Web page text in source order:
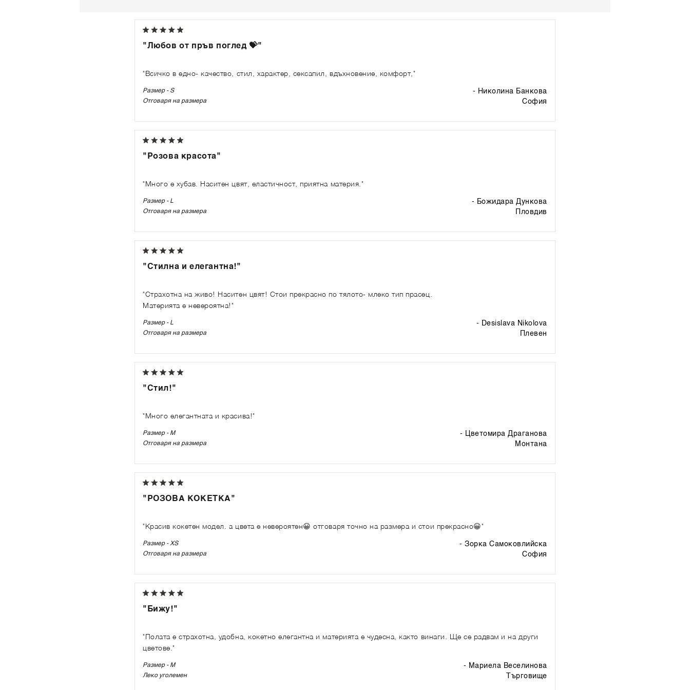
"Любов от пръв поглед 💝"
"Всичко в едно- качество, стил, характер, сексапил, вдъхновение, комфорт,"
Размер - S - Николина Банкова
Отговаря на размера софия
"Розова красота"
"Много е хубав. Наситен цвят, еластичност, приятна материя."
Размер - L - Божидара Дункова
Отговаря на размера пловдив
"Стилна и елегантна!"
"Страхотна на живо! Наситен цвят! Стои прекрасно по тялото- млеко тип прасец.
Материята е невероятна!"
Размер - L - Desislava Nikolova
Отговаря на размера плевен
"Стил!"
"Много елегантната и красива!"
Размер - M - Цветомира Драганова
Отговаря на размера монтана
"РОЗОВА КОКЕТКА"
"Красив кокетен модел. а цвета е невероятен😀 отговаря точно на размера и стои прекрасно😀"
Размер - XS - Зорка Самоковлийска
Отговаря на размера софия
"Бижу!"
"Полата е страхотна, удобна, кокетно елегантна и материята е чудесна, както винаги. Ще се радвам и на други
цветове."
Размер - M - Мариела Веселинова
Леко уголемен търговище